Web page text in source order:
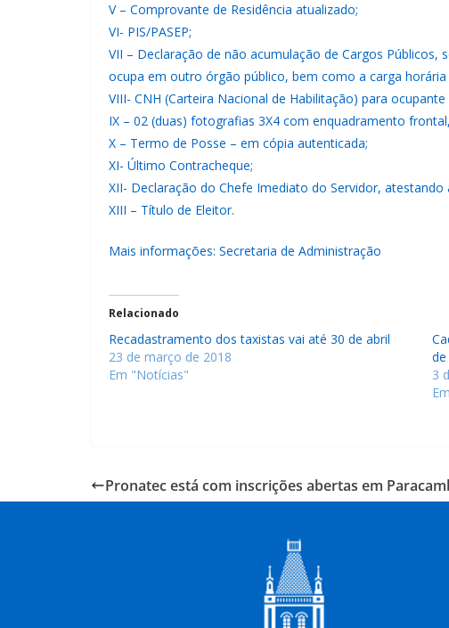
V – Comprovante de Residência atualizado;
VI- PIS/PASEP;
VII – Declaração de não acumulação de Cargos
ocupa em outro órgão público, bem como a carga
VIII- CNH (Carteira Nacional de Habilitação) para
IX – 02 (duas) fotografias 3X4 com enquadramento
X – Termo de Posse – em cópia autenticada;
XI- Último Contracheque;
XII- Declaração do Chefe Imediato do Servidor,
XIII – Título de Eleitor.
Mais informações: Secretaria de Administração
Relacionado
Recadastramento dos taxistas vai até 30 de abril
23 de março de 2018
Em "Notícias"
3
Pronatec está com inscrições abertas em